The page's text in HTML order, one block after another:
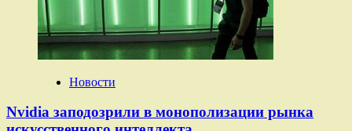
Новости
Nvidia заподозрили в монополизации рынка